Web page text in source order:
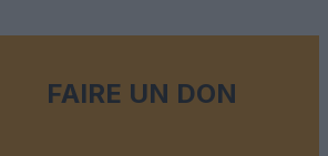
FAIRE UN DON